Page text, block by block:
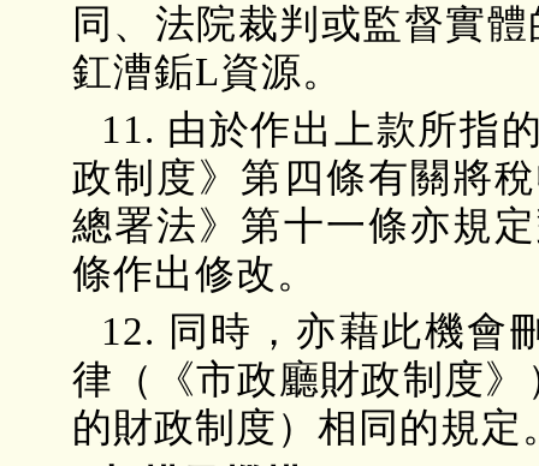
同、法院裁判或監督實
釭漕銗L資源。
11. 由於作出上款所指
政制度》第四條有關將
總署法》第十一條亦規
條作出修改。
12. 同時，亦藉此機會
律（《市政廳財政制度
的財政制度）相同的規定